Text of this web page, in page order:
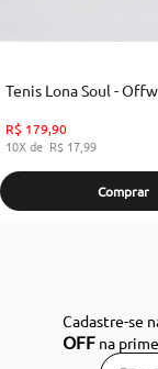
Tenis Lona Soul -
R$ 179,90
10
R$ 17,99
Comprar
Cadastre-se
OFF na